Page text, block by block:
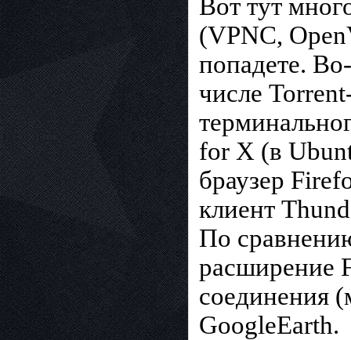
Вот тут
(VPNC,
попадете.
числе
for X (в
браузер
клиент
По
расширение
соединения
GoogleEarth.